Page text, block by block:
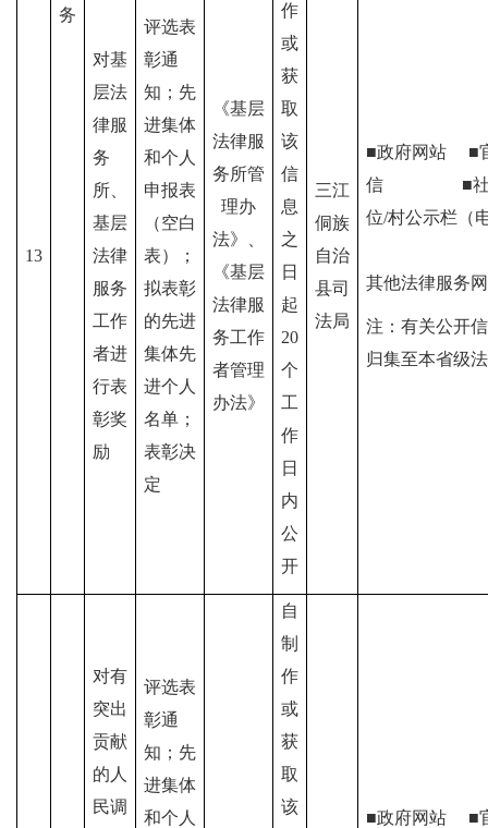
务
13
对基
层法
律服
务
所、
基层
法律
服务
工作
者进
行表
彰奖
励
评选表
彰通
知；先
进集体
和个人
申报表
（空白
表）；
拟表彰
的先进
集体先
进个人
名单；
表彰决
定
《基层
法律服
务所管
理办
法》、
《基层
法律服
务工作
者管理
办法》
作
或
获
取
该
信
息
之
日
起
20
个
工
作
日
内
公
开
三江
侗族
自治
县司
法局
■政府网站 ■
信
■
位/村公示栏（
其他法律服务网
注：有关公开
归集至本省级
对有
突出
贡献
的人
民调
评选表
彰通
知；先
进集体
和个人
自
制
作
或
获
取
该
■政府网站 ■